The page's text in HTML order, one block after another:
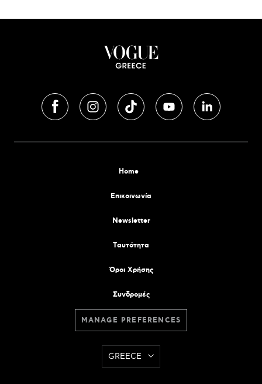
Home
Επικοινωνία
Newsletter
Tαυτότητα
Όροι Χρήσης
Συνδρομές
MANAGE PREFERENCES
GREECE